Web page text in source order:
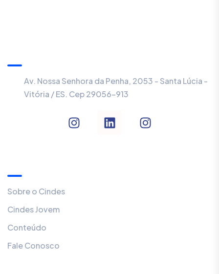
Av. Nossa Senhora da Penha, 2053 - Santa Lúcia -
Vitória / ES. Cep 29056-913
Sobre o Cindes
Cindes Jovem
Conteúdo
Fale Conosco